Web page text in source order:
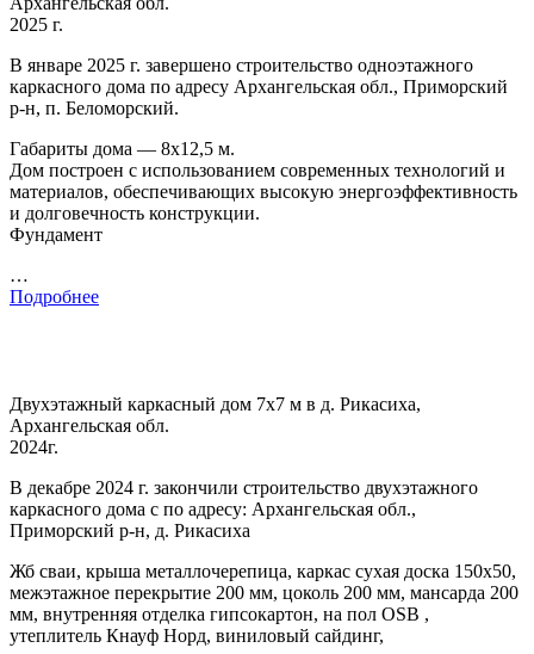
2025 г.
В январе 2025 г. завершено строительство одноэтажного
каркасного дома по адресу Архангельская обл., Приморский
р-н, п. Беломорский.
Габариты дома — 8х12,5 м.
Дом построен с использованием современных технологий и
материалов, обеспечивающих высокую энергоэффективность
и долговечность конструкции.
Фундамент
…
Подробнее
Двухэтажный каркасный дом 7х7 м в д. Рикасиха,
Архангельская обл.
2024г.
В декабре 2024 г. закончили строительство двухэтажного
каркасного дома с по адресу: Архангельская обл.,
Приморский р-н, д. Рикасиха
Жб сваи, крыша металлочерепица, каркас сухая доска 150х50,
межэтажное перекрытие 200 мм, цоколь 200 мм, мансарда 200
мм, внутренняя отделка гипсокартон, на пол OSB ,
утеплитель Кнауф Норд, виниловый сайдинг,